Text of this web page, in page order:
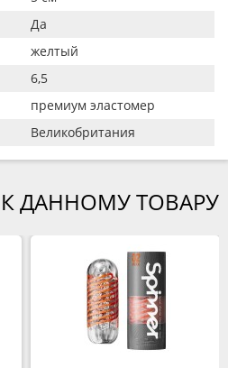
Да
желтый
6,5
премиум эластомер
Великобритания
ДАННОМУ ТОВАРУ